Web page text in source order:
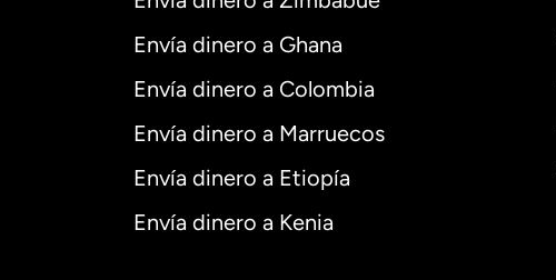
Envía dinero a Ghana
Envía dinero a Colombia
Envía dinero a Marruecos
Envía dinero a Etiopía
Envía dinero a Kenia